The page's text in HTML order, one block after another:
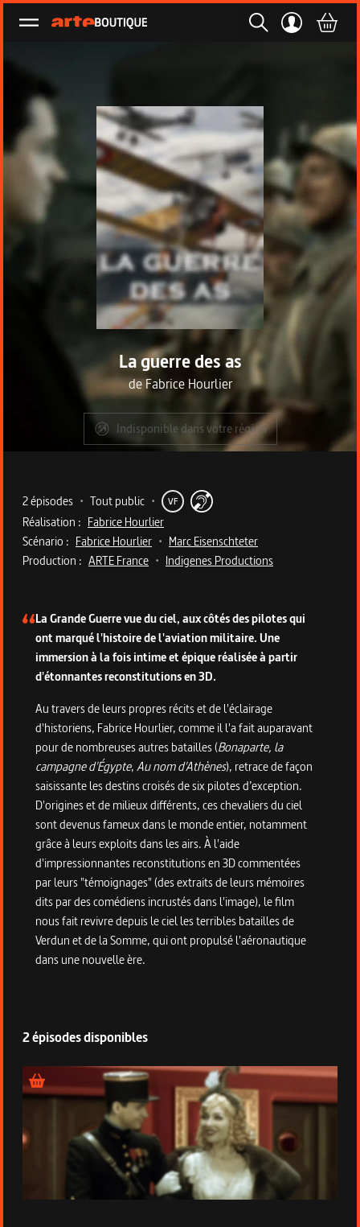
Ouvrir le menu
La guerre des as
deFabrice Hourlier
Indisponible dans votre région
Metadata du programme
2 épisodes • Tout public • VF
Réalisation : Fabrice Hourlier
Scénario : Fabrice Hourlier • Marc Eisenschteter
Production : ARTE France • Indigenes Productions
Description de la série
La Grande Guerre vue du ciel, aux côtés des pilotes qui
ont marqué l'histoire de l'aviation militaire. Une
immersion à la fois intime et épique réalisée à partir
d'étonnantes reconstitutions en 3D.
Au travers de leurs propres récits et de l'éclairage
d'historiens, Fabrice Hourlier, comme il l'a fait auparavant
pour de nombreuses autres batailles (Bonaparte, la
campagne d'Égypte,Au nom d'Athènes), retrace de façon
saisissante les destins croisés de six pilotes d’exception.
D'origines et de milieux différents, ces chevaliers du ciel
sont devenus fameux dans le monde entier, notamment
grâce à leurs exploits dans les airs. À l'aide
d'impressionnantes reconstitutions en 3D commentées
par leurs "témoignages" (des extraits de leurs mémoires
dits par des comédiens incrustés dans l'image), le film
nous fait revivre depuis le ciel les terribles batailles de
Verdun et de la Somme, qui ont propulsé l'aéronautique
dans une nouvelle ère.
2 épisodes disponibles